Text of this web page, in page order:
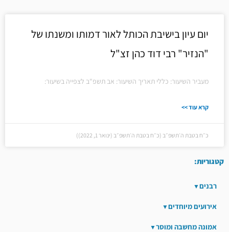
יום עיון בישיבת הכותל לאור דמותו ומשנתו של
"הנזיר" רבי דוד כהן זצ"ל
מעביר השיעור: כללי תאריך השיעור: אב תשפ"ב לצפייה בשיעור:
קרא עוד >>
כ״ח בטבת ה׳תשפ״ב (כ״ח בטבת ה׳תשפ״ב (ינואר 1, 2022))
קטגוריות:
רבנים
אירועים מיוחדים
אמונה מחשבה ומוסר